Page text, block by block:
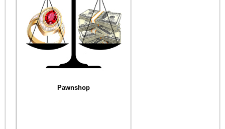
Pawnshop